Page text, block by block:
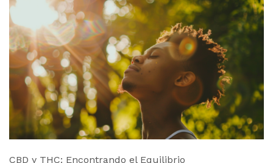
CBD y THC: Encontrando el Equilibrio